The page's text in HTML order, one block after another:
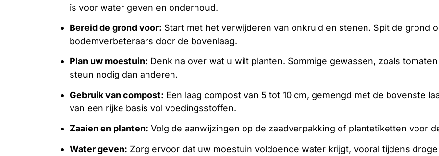
is voor water geven en onderhoud.
Bereid de grond voor: Start met het verwijderen van onkruid en stenen. Spit de grond
bodemverbeteraars door de bovenlaag.
Plan uw moestuin: Denk na over wat u wilt planten. Sommige gewassen, zoals
steun nodig dan anderen.
Gebruik van compost: Een laag compost van 5 tot 10 cm, gemengd met de bovenste
van een rijke basis vol voedingsstoffen.
Zaaien en planten: Volg de aanwijzingen op de zaadverpakking of plantetiketten voor
Water geven: Zorg ervoor dat uw moestuin voldoende water krijgt, vooral tijdens